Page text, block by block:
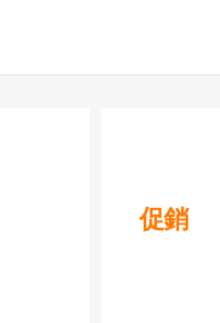
促銷